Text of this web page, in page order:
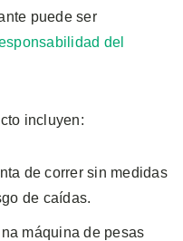
puede ser
del
incluyen:
de correr sin medidas
de caídas.
máquina de pesas